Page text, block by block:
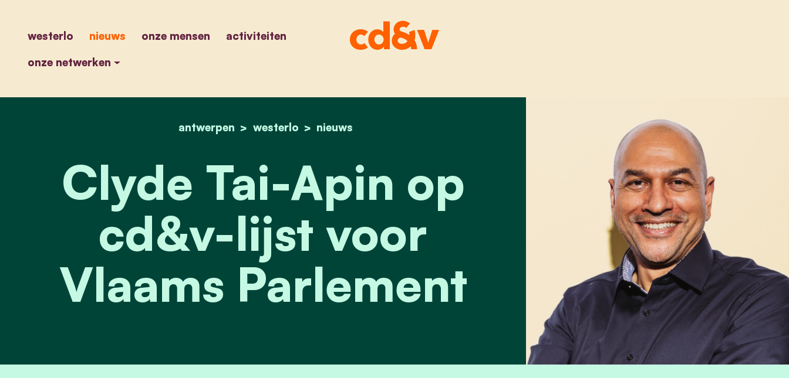
westerlo nieuws onze mensen
activiteiten
onze netwerken
home
antwerpen westerlo nieuws
clyde tai-apin op cd&v-lijst voor vlaams parlement
Clyde Tai-Apin op
cd&v-lijst voor
Vlaams Parlement